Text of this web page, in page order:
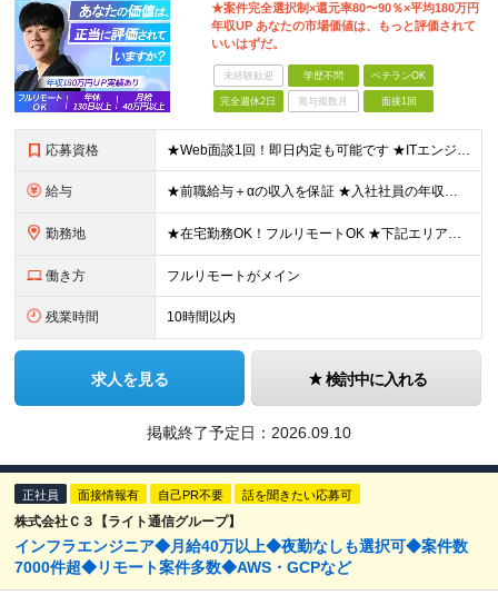
★案件完全選択制×還元率80〜90％×平均180万円
年収UP あなたの市場価値は、もっと評価されて
いいはずだ。
未経験歓迎 学歴不問 ベテランOK
完全週休2日 賞与複数月 面接1回
応募資格 ★Web面談1回！即日内定も可能です ★ITエンジニア実務経験1年以上 ★学歴不問、第二新卒歓迎 PG〜PMまで幅広く応募きております！ ●若手社員・中途入社でも幹部昇格可能！ ＼1つでも当てはまる
給与 ★前職給与＋αの収入を保証 ★入社社員の年収平均180万円UP ★給与テーブル完全公開 https://x.gd/tzNEC ★月給40万円〜125万円(高還元)+各種手当+毎月賞与 ＜各種手当
勤務地 ★在宅勤務OK！フルリモートOK ★下記エリアを中心とするクライアント先または自宅で勤務 （東京・神奈川・埼玉・千葉メイン） ＜渋谷オフィス＞ 東京都渋谷区神南1丁目23−10 3階 ※変更の範囲：
働き方 フルリモートがメイン
残業時間 10時間以内
求人を見る 検討中に入れる
掲載終了予定日： 2026.09.10
正社員 面接情報有 自己PR不要 話を聞きたい応募可
株式会社Ｃ３【ライト通信グループ】
インフラエンジニア◆月給40万以上◆夜勤なしも選択可◆案件数
7000件超◆リモート案件多数◆AWS・GCPなど